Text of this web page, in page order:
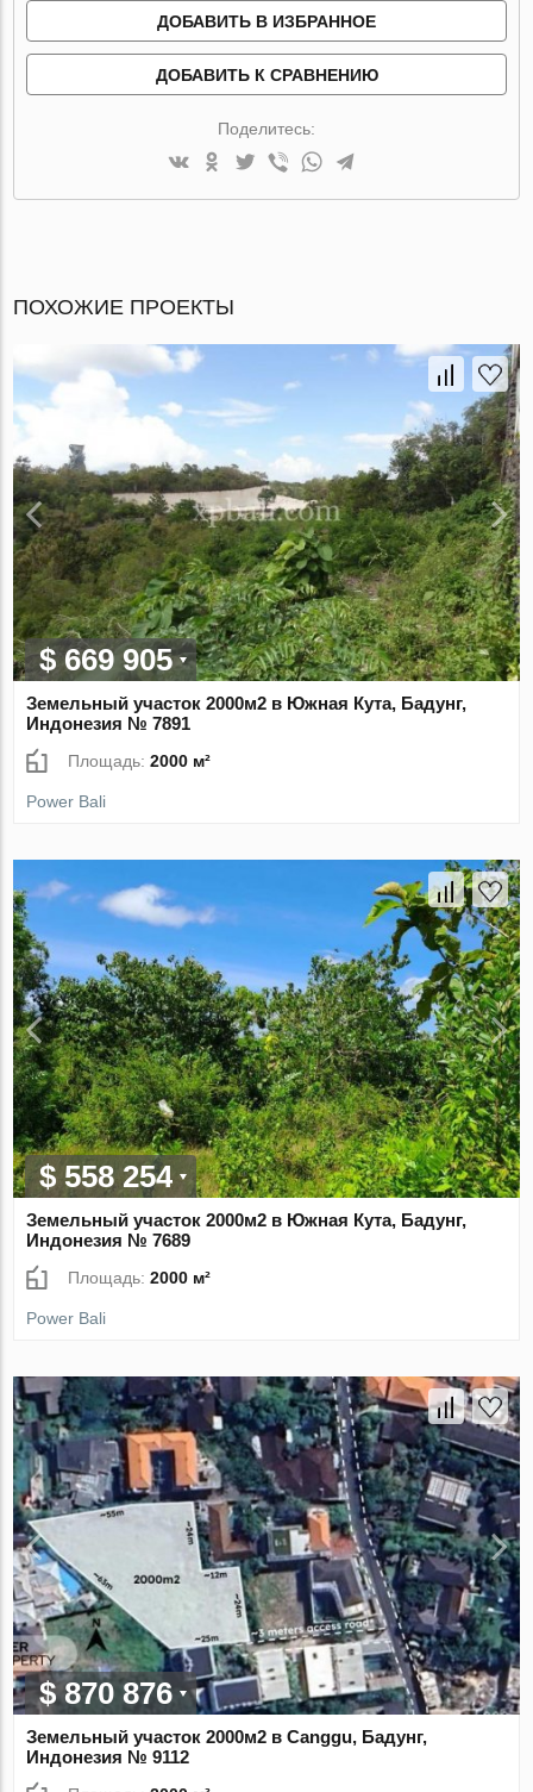
ДОБАВИТЬ В ИЗБРАННОЕ
ДОБАВИТЬ К СРАВНЕНИЮ
Поделитесь:
ПОХОЖИЕ ПРОЕКТЫ
$ 669 905
Земельный участок 2000м2 в Южная Кута, Бадунг,
Индонезия № 7891
Площадь:2000 м²
Power Bali
$ 558 254
Земельный участок 2000м2 в Южная Кута, Бадунг,
Индонезия № 7689
Площадь:2000 м²
Power Bali
$ 870 876
Земельный участок 2000м2 в Canggu, Бадунг,
Индонезия № 9112